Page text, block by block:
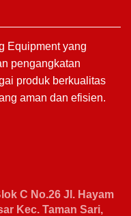
Equipment yang
pengangkatan
produk berkualitas
aman dan efisien.
C No.26 Jl. Hayam
Kec. Taman Sari,